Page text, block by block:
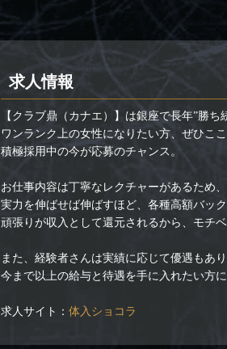
求人情報
【クラブ鼎（カナエ）】は銀座で長年”勝ち
ワンランク上の女性になりたい方、ぜひこ
積極採用中の今が応募のチャンス。
お仕事内容は丁寧なレクチャーがあるため
実力を伸ばせば伸ばすほど、各種高額バッ
頑張りが収入として還元されるから、モチ
また、経験者さんは実績に応じて優遇もあ
今まで以上の給与と待遇を手に入れたい方
求人サイト： 体入ショコラ